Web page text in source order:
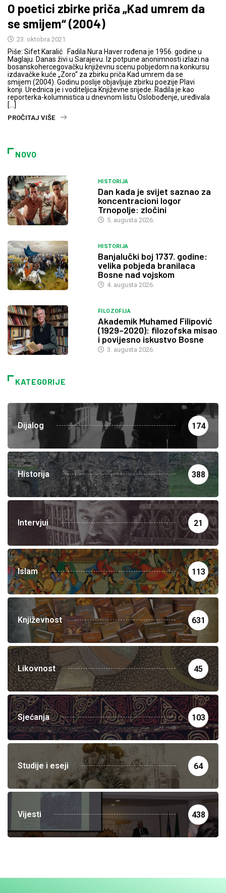
O poetici zbirke priča „Kad umrem da
se smijem“ (2004)
23. oktobra 2021.
Piše: Sifet Karalić Fadila Nura Haver rođena je 1956. godine u
Maglaju. Danas živi u Sarajevu. Iz potpune anonimnosti izlazi na
bosanskohercegovačku književnu scenu pobjedom na konkursu
izdavačke kuće „Zoro“ za zbirku priča Kad umrem da se
smijem (2004). Godinu poslije objavljuje zbirku poezije Plavi
konji. Urednica je i voditeljica Književne srijede. Radila je kao
reporterka-kolumnistica u dnevnom listu Oslobođenje, uređivala
[…]
PROČITAJ VIŠE
NOVO
HISTORIJA
Dan kada je svijet saznao za
koncentracioni logor
Trnopolje: zločini
5. augusta 2026.
HISTORIJA
Banjalučki boj 1737. godine:
velika pobjeda branilaca
Bosne nad vojskom
4. augusta 2026.
FILOZOFIJA
Akademik Muhamed Filipović
(1929–2020): filozofska misao
i povijesno iskustvo Bosne
3. augusta 2026.
KATEGORIJE
Dijalog 174
Historija 388
Intervjui 21
Islam 113
Književnost 631
Likovnost 45
Sjećanja 103
Studije i eseji 64
Vijesti 438